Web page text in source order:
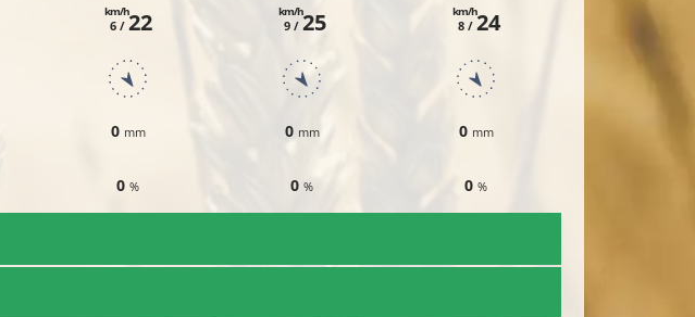
6 /
km/h22
0 mm
0%
9 /
km/h25
0 mm
0%
8 /
km/h24
0 mm
0%
23